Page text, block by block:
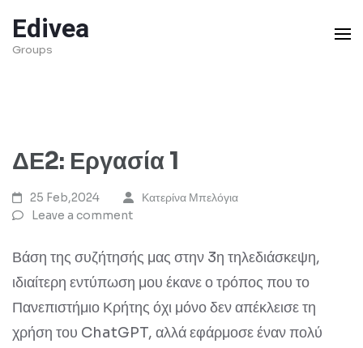
to
content
Edivea
Groups
ΔΕ2: Εργασία 1
25 Feb,2024
Κατερίνα Μπελόγια
Leave a comment
Βάση της συζήτησής μας στην 3η τηλεδιάσκεψη,
ιδιαίτερη εντύπωση μου έκανε ο τρόπος που το
Πανεπιστήμιο Κρήτης όχι μόνο δεν απέκλεισε τη
χρήση του ChatGPT, αλλά εφάρμοσε έναν πολύ